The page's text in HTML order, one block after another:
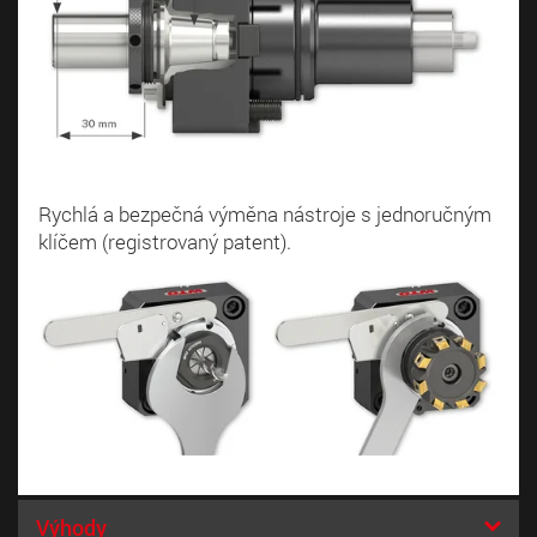
Rychlá a bezpečná výměna nástroje s jednoručným
klíčem (registrovaný patent).
Výhody